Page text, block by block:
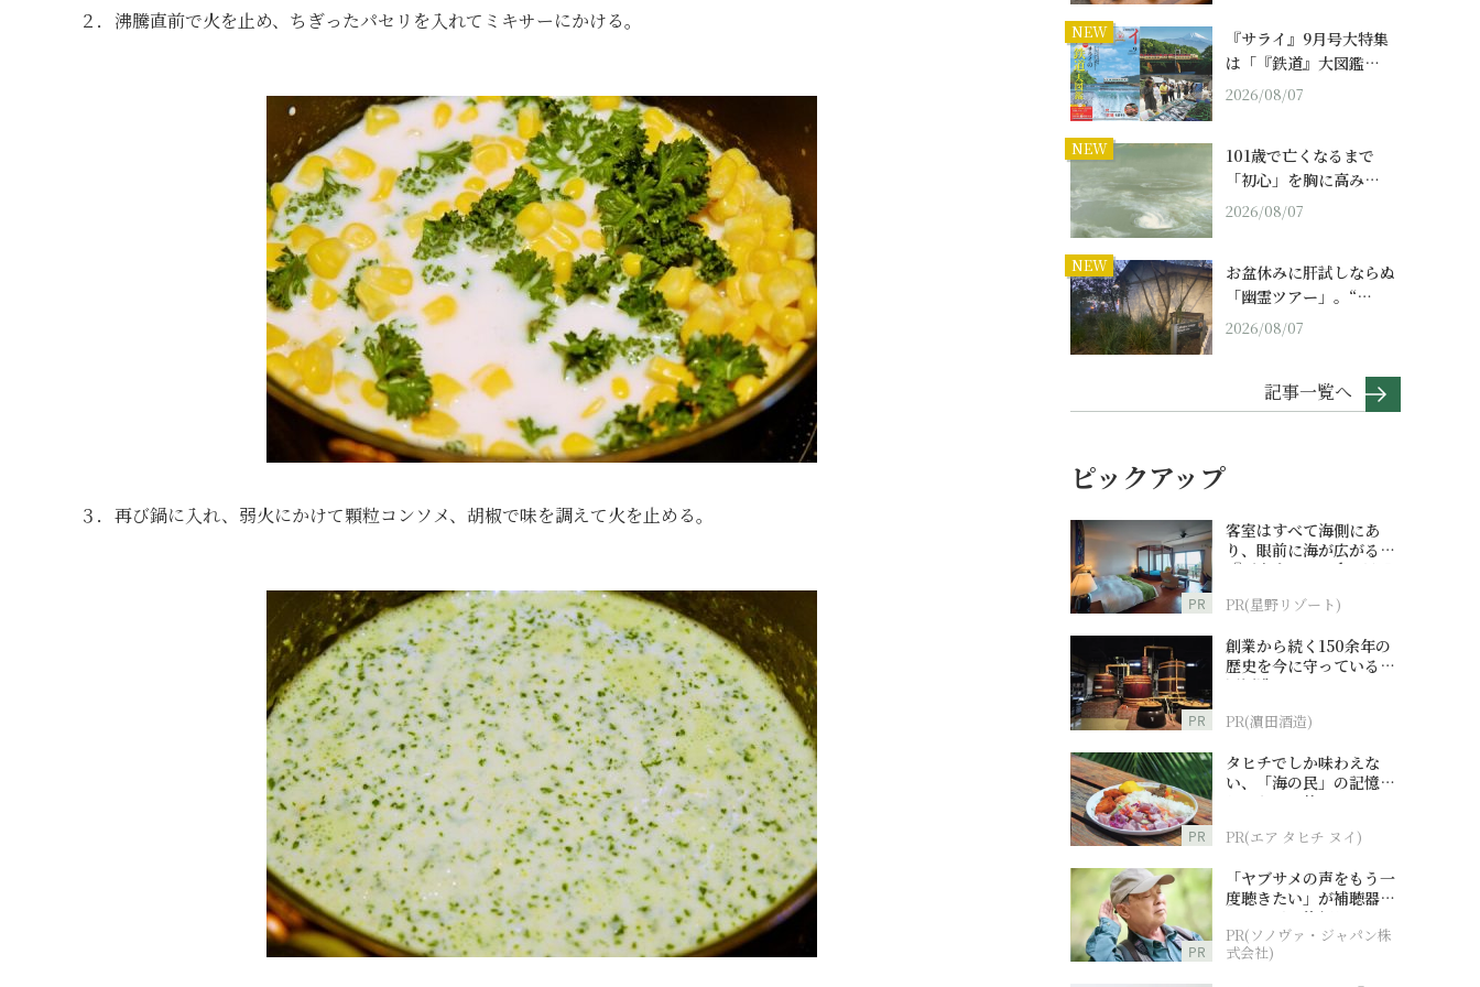
２．沸騰直前で火を止め、ちぎったパセリを入れてミキサーにかける。
３．再び鍋に入れ、弱火にかけて顆粒コンソメ、胡椒で味を調えて火を止める。
NEW
『サライ』9月号大特集
は「『鉄道』大図鑑…
2026/08/07
NEW
101歳で亡くなるまで
「初心」を胸に高み…
2026/08/07
NEW
お盆休みに肝試しならぬ
「幽霊ツアー」。“…
2026/08/07
記事一覧へ
ピックアップ
PR
客室はすべて海側にあ
り、眼前に海が広がる
『西表島ホテル by 星野
PR(星野リゾート)
PR
創業から続く150余年の
歴史を今に守っている濵
田酒造
PR(濵田酒造)
PR
タヒチでしか味わえな
い、「海の民」の記憶へ
とつながる旅
PR(エア タヒチ ヌイ)
PR
「ヤブサメの声をもう一
度聴きたい」が補聴器チ
ャレンジの後押しに
PR(ソノヴァ・ジャパン株
式会社)